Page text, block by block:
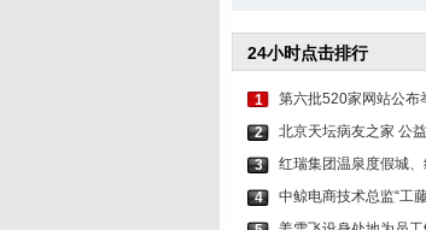
24小时点击排行
1
第六批520家网站公布
2
北京天坛病友之家 公
3
红瑞集团温泉度假城
4
中鲸电商技术总监“工